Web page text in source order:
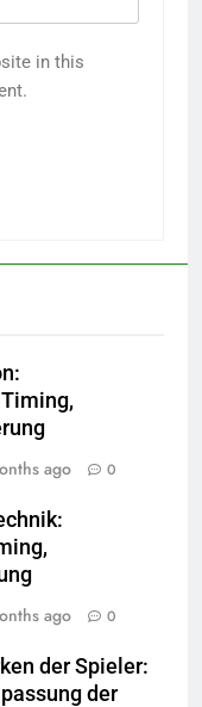
in this
ago 0
ago 0
der Spieler:
der